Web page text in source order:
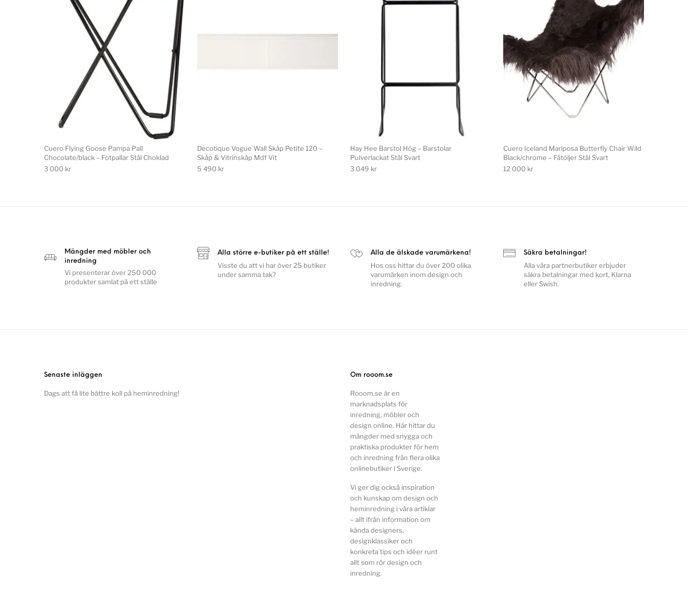
Cuero Flying Goose Pampa Pall
Chocolate/black – Fotpallar Stål Choklad
3 000 kr
Decotique Vogue Wall Skåp Petite 120 –
Skåp & Vitrinskåp Mdf Vit
5 490 kr
Hay Hee Barstol Hög – Barstolar
Pulverlackat Stål Svart
3 049 kr
Cuero Iceland Mariposa Butterfly Chair Wild
Black/chrome – Fåtöljer Stål Svart
12 000 kr
Mängder med möbler och
inredning
Vi presenterar över 250 000
produkter samlat på ett ställe
Alla större e-butiker på ett ställe!
Visste du att vi har över 25 butiker
under samma tak?
Alla de älskade varumärkena!
Hos oss hittar du över 200 olika
varumärken inom design och
inredning.
Säkra betalningar!
Alla våra partnerbutiker erbjuder
säkra betalningar med kort, Klarna
eller Swish.
Senaste inläggen
Dags att få lite bättre koll på heminredning!
Om rooom.se
Rooom.se är en
marknadsplats för
inredning, möbler och
design online. Här hittar du
mängder med snygga och
praktiska produkter för hem
och inredning från flera olika
onlinebutiker i Sverige.
Vi ger dig också inspiration
och kunskap om design och
heminredning i våra artiklar
– allt ifrån information om
kända designers,
designklassiker och
konkreta tips och idéer runt
allt som rör design och
inredning.